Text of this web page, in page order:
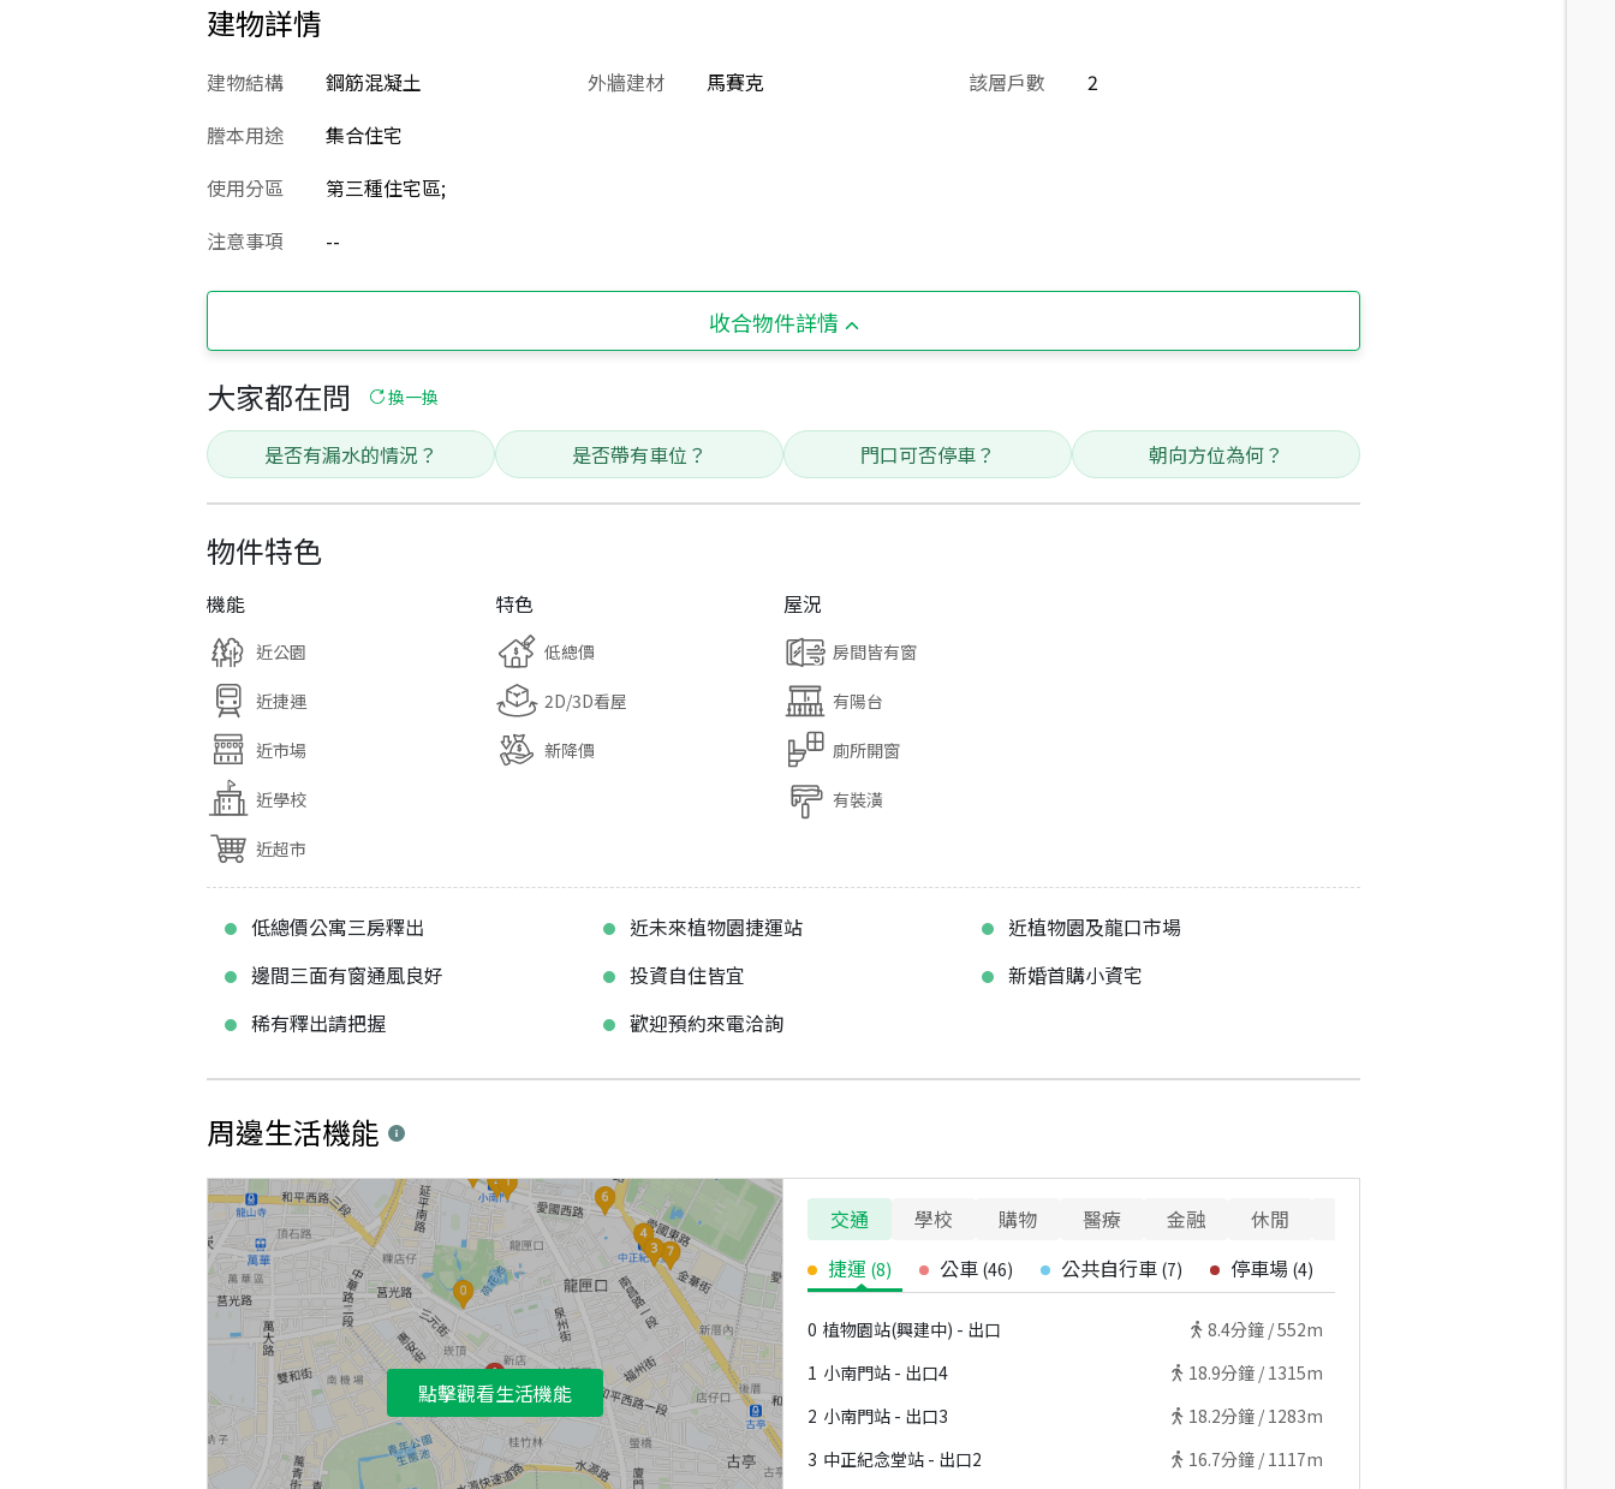
建物詳情
建物結構 鋼筋混凝土 外牆建材 馬賽克 該層戶數
2
謄本用途
集合住宅
使用分區
第三種住宅區;
注意事項
--
收合物件詳情
大家都在問 換一換
是否有漏水的情況？ 是否帶有車位？ 門口可否停車？ 朝向方位為何？
物件特色
機能
近公園
近捷運
近市場
近學校
近超市
特色
低總價
2D/3D看屋
新降價
屋況
房間皆有窗
有陽台
廁所開窗
有裝潢
低總價公寓三房釋出 近未來植物園捷運站
近植物園及龍口市場
邊間三面有窗通風良好
投資自住皆宜
新婚首購小資宅
稀有釋出請把握
歡迎預約來電洽詢
周邊生活機能
點擊觀看生活機能
交通 學校 購物 醫療 金融 休閒
捷運 (8) 公車 (46) 公共自行車 (7) 停車場 (4)
0 植物園站(興建中) - 出口 8.4分鐘 /552m
1 小南門站 - 出口4 18.9分鐘 / 1315m
2 小南門站 - 出口3 18.2分鐘 / 1283m
3 中正紀念堂站 - 出口2 16.7分鐘 / 1117m